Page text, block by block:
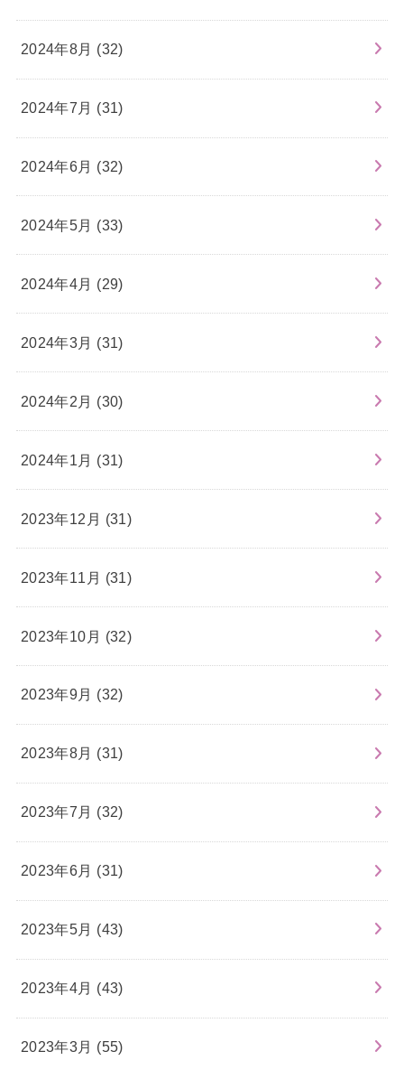
2024年8月 (32)
2024年7月 (31)
2024年6月 (32)
2024年5月 (33)
2024年4月 (29)
2024年3月 (31)
2024年2月 (30)
2024年1月 (31)
2023年12月 (31)
2023年11月 (31)
2023年10月 (32)
2023年9月 (32)
2023年8月 (31)
2023年7月 (32)
2023年6月 (31)
2023年5月 (43)
2023年4月 (43)
2023年3月 (55)